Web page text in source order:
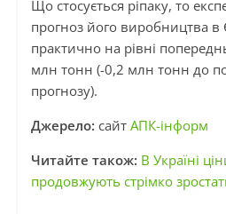
Що стосується ріпаку, то
прогноз його виробництва
практично на рівні
млн тонн (-0,2 млн тонн до
прогнозу).
Джерело: сайт АПК-інформ
Читайте також: В Україні
продовжують стрімко